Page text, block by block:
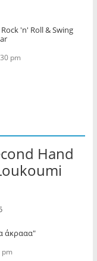
'n' Roll & Swing
pm
Hand
άκρααα"
pm